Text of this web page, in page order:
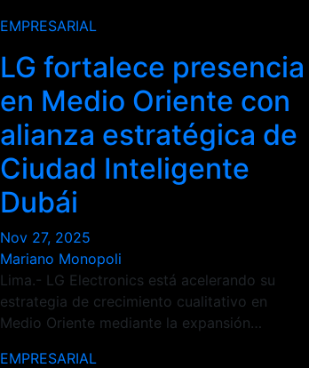
EMPRESARIAL
LG fortalece presencia
en Medio Oriente con
alianza estratégica de
Ciudad Inteligente
Dubái
Nov 27, 2025
Mariano Monopoli
Lima.- LG Electronics está acelerando su
estrategia de crecimiento cualitativo en
Medio Oriente mediante la expansión…
EMPRESARIAL